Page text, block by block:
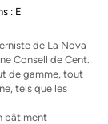
: E
de La Nova
Consell de Cent.
de gamme, tout
tels que les
bâtiment